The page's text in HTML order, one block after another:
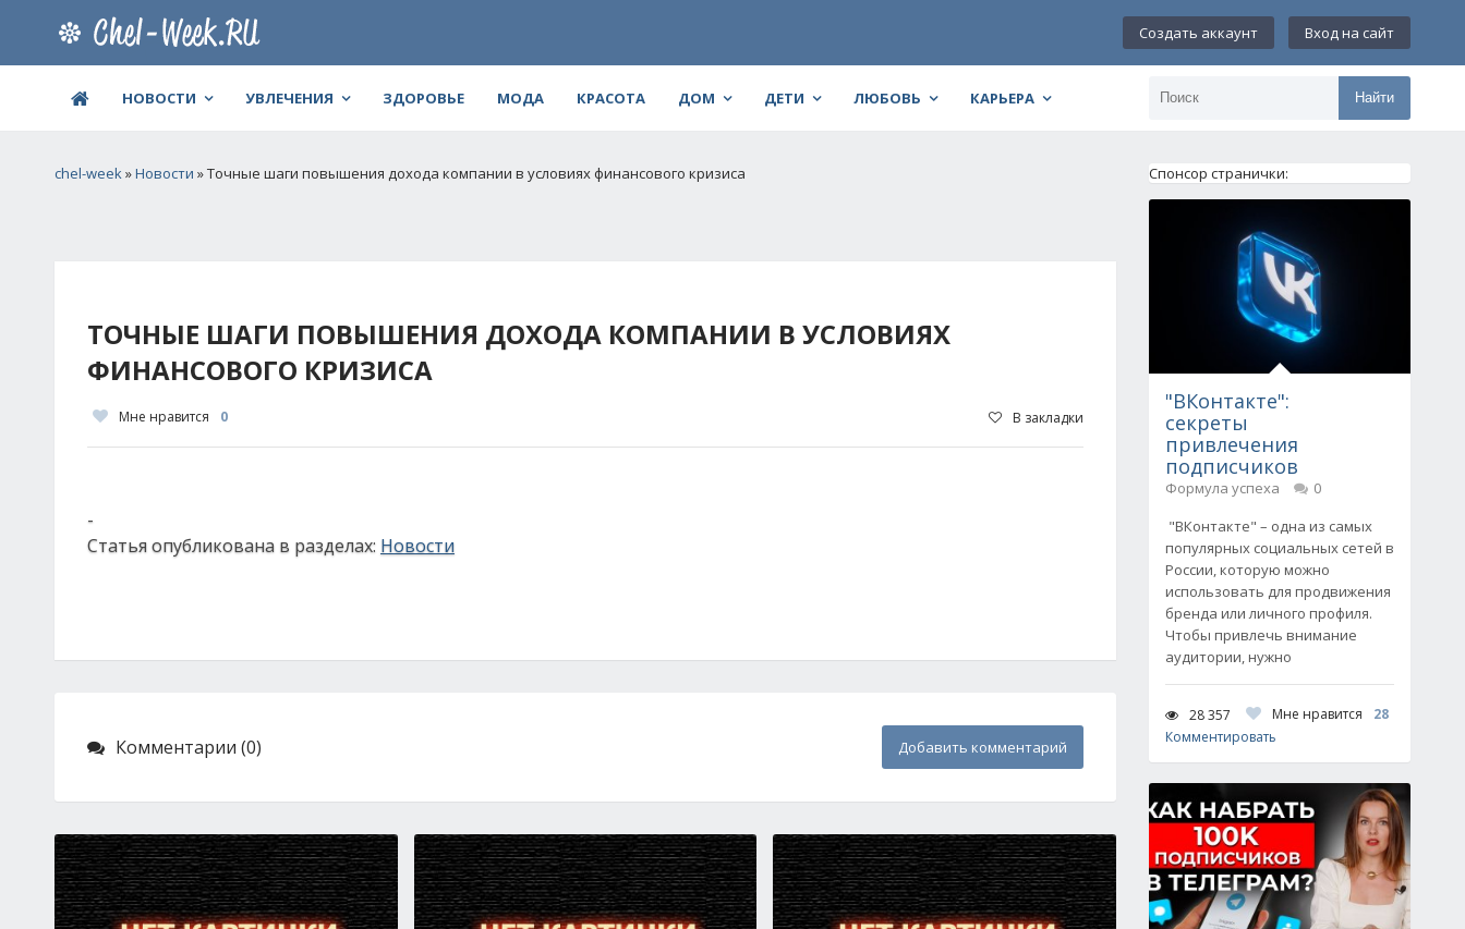
Создать аккаунт Вход на сайт
НОВОСТИ УВЛЕЧЕНИЯ ЗДОРОВЬЕ МОДА КРАСОТА ДОМ ДЕТИ ЛЮБОВЬ КАРЬЕРА Найти
chel-week»Новости » Точные шаги повышения дохода компании в условиях финансового кризиса
ТОЧНЫЕ ШАГИ ПОВЫШЕНИЯ ДОХОДА КОМПАНИИ В УСЛОВИЯХ
ФИНАНСОВОГО КРИЗИСА
Мне нравится 0 В закладки
-
Статья опубликована в разделах: Новости
Комментарии (0) Добавить комментарий
Спонсор странички:
"ВКонтакте":
секреты
привлечения
подписчиков
Формула успеха
0
"ВКонтакте" – одна из самых
популярных социальных сетей в
России, которую можно
использовать для продвижения
бренда или личного профиля.
Чтобы привлечь внимание
аудитории, нужно
28 357 Мне нравится
28
Комментировать